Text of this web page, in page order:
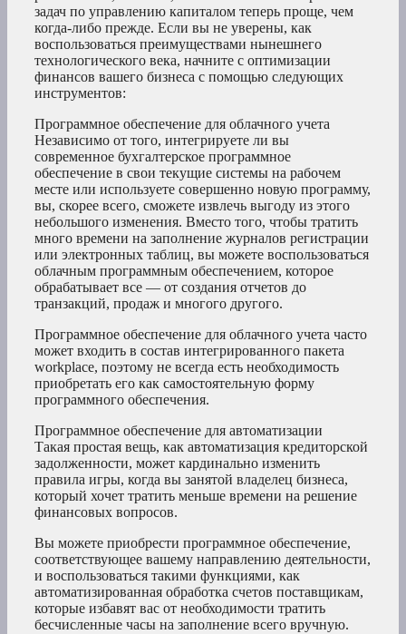
задач по управлению капиталом теперь проще, чем
когда-либо прежде. Если вы не уверены, как
воспользоваться преимуществами нынешнего
технологического века, начните с оптимизации
финансов вашего бизнеса с помощью следующих
инструментов:
Программное обеспечение для облачного учета
Независимо от того, интегрируете ли вы
современное бухгалтерское программное
обеспечение в свои текущие системы на рабочем
месте или используете совершенно новую программу,
вы, скорее всего, сможете извлечь выгоду из этого
небольшого изменения. Вместо того, чтобы тратить
много времени на заполнение журналов регистрации
или электронных таблиц, вы можете воспользоваться
облачным программным обеспечением, которое
обрабатывает все — от создания отчетов до
транзакций, продаж и многого другого.
Программное обеспечение для облачного учета часто
может входить в состав интегрированного пакета
workplace, поэтому не всегда есть необходимость
приобретать его как самостоятельную форму
программного обеспечения.
Программное обеспечение для автоматизации
Такая простая вещь, как автоматизация кредиторской
задолженности, может кардинально изменить
правила игры, когда вы занятой владелец бизнеса,
который хочет тратить меньше времени на решение
финансовых вопросов.
Вы можете приобрести программное обеспечение,
соответствующее вашему направлению деятельности,
и воспользоваться такими функциями, как
автоматизированная обработка счетов поставщикам,
которые избавят вас от необходимости тратить
бесчисленные часы на заполнение всего вручную.